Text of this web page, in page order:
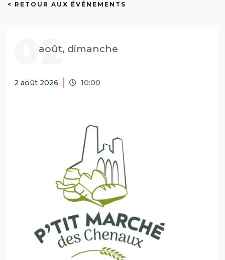
< RETOUR AUX ÉVÉNEMENTS
02
août, dimanche
2 août 2026 10:00